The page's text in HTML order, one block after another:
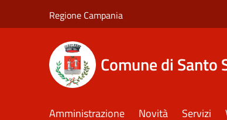
Regione Campania
Comune di Santo
Amministrazione Novità Servizi